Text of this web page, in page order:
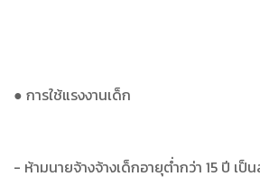
● การใช้แรงงานเด็ก
- ห้ามนายจ้างจ้างเด็กอายุต่ำกว่า 15 ปี เป็